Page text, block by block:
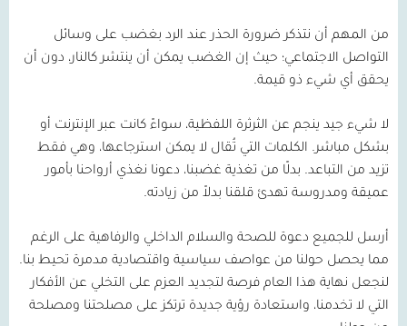
من المهم أن نتذكر ضرورة الحذر عند الرد بغضب على وسائل
التواصل الاجتماعي؛ حيث إن الغضب يمكن أن ينتشر كالنار، دون أن
يحقق أي شيء ذو قيمة.
لا شيء جيد ينجم عن الثرثرة اللفظية، سواءً كانت عبر الإنترنت أو
بشكل مباشر. الكلمات التي تُقال لا يمكن استرجاعها، وهي فقط
تزيد من التباعد. بدلًا من تغذية غضبنا، دعونا نغذي أرواحنا بأمور
عميقة ومدروسة تهدئ قلقنا بدلاً من زيادته.
أرسل للجميع دعوة للصحة والسلام الداخلي والرفاهية على الرغم
مما يحصل حولنا من عواصف سياسية واقتصادية مدمرة تحيط بنا.
لنجعل نهاية هذا العام فرصة لتجديد العزم على التخلي عن الأفكار
التي لا تخدمنا، واستعادة رؤية جديدة ترتكز على مصلحتنا ومصلحة